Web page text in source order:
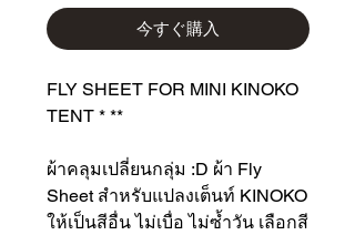
今すぐ購入
FLY SHEET FOR MINI KINOKO
TENT * **
ผ้าคลุมเปลี่ยนกลุ่ม :D ผ้า Fly
Sheet สำหรับแปลงเต็นท์ KINOKO
ให้เป็นสีอื่น ไม่เบื่อ ไม่ซ้ำวัน เลือกสี